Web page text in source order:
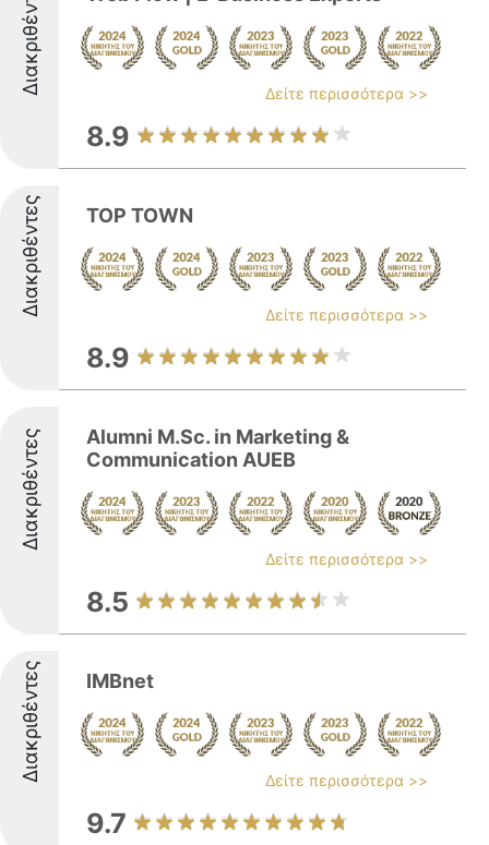
Διακριθέντες Δείτε περισσότερα >>
8.9
Διακριθέντες TOP TOWN
Δείτε περισσότερα >>
8.9
Διακριθέντες
Alumni M.Sc. in Marketing &
Communication AUEB
Δείτε περισσότερα >>
8.5
Διακριθέντες IMBnet
Δείτε περισσότερα >>
9.7